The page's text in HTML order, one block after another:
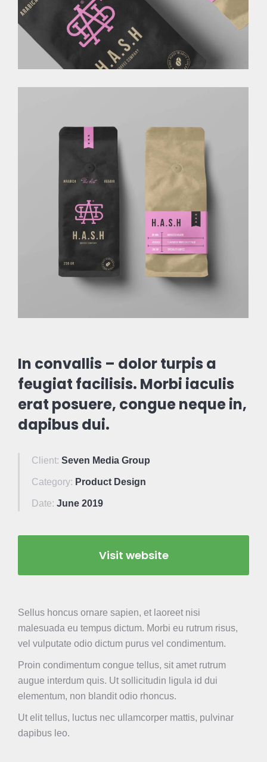
In convallis – dolor turpis a
feugiat facilisis. Morbi iaculis
erat posuere, congue neque in,
dapibus dui.
Client: Seven Media Group
Category: Product Design
Date: June 2019
Visit website
Sellus honcus ornare sapien, et laoreet nisi
malesuada eu tempus dictum. Morbi eu rutrum risus,
vel vulputate odio dictum purus vel condimentum.
Proin condimentum congue tellus, sit amet rutrum
augue interdum quis. Ut sollicitudin ligula id dui
elementum, non blandit odio rhoncus.
Ut elit tellus, luctus nec ullamcorper mattis, pulvinar
dapibus leo.